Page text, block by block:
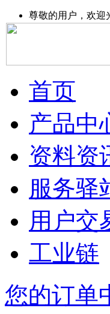
尊敬的用户，欢迎
首页
产品中
资料资
服务驿
用户交
工业链
您的订单